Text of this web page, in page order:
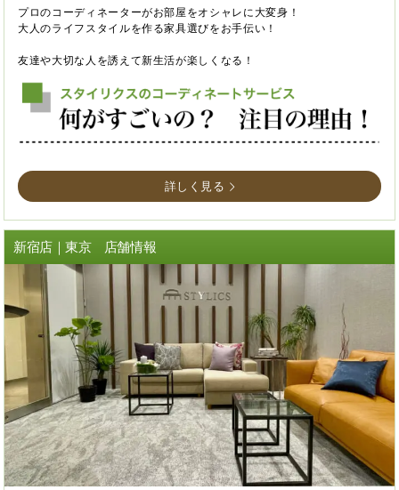
プロのコーディネーターがお部屋をオシャレに大変身！
大人のライフスタイルを作る家具選びをお手伝い！
友達や大切な人を誘えて新生活が楽しくなる！
詳しく見る
新宿店｜東京 店舗情報